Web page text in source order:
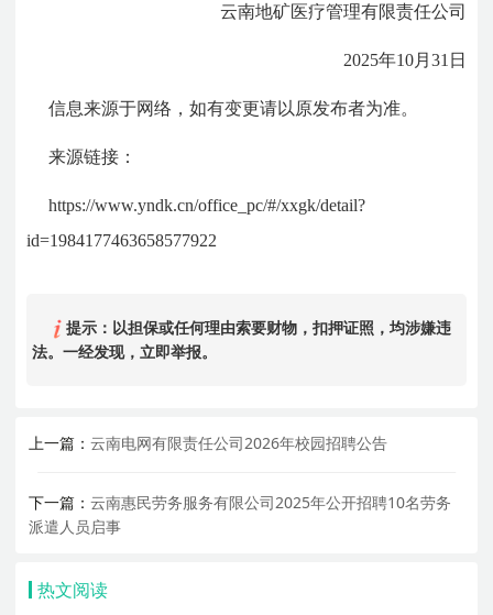
云南地矿医疗管理有限责任公司
2025年10月31日
信息来源于网络，如有变更请以原发布者为准。
来源链接：
https://www.yndk.cn/office_pc/#/xxgk/detail?
id=1984177463658577922
提示：以担保或任何理由索要财物，扣押证照，均涉嫌违
法。一经发现，立即举报。
上一篇：云南电网有限责任公司2026年校园招聘公告
下一篇：云南惠民劳务服务有限公司2025年公开招聘10名劳务
派遣人员启事
热文阅读